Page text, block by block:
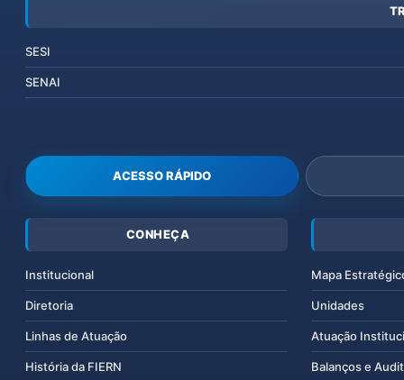
SESI
SENAI
ACESSO RÁPIDO
CONHEÇA
Institucional
Diretoria
Linhas de Atuação
História da FIERN
Mapa
Unidades
Atuação
Balanços e